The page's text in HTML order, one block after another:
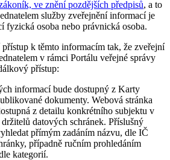
ve znění pozdějších předpisů, a to
služby zveřejnění informací je
fyzická osoba nebo právnická osoba.
k těmto informacím tak, že zveřejní
v rámci Portálu veřejné správy
přístup:
informací bude dostupný z Karty
dokumenty. Webová stránka
z detailu konkrétního subjektu v
datových schránek. Příslušný
přímým zadáním názvu, dle IČ
případně ručním prohledáním
kategorií.